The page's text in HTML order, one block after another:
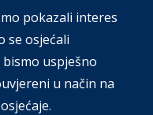
pokazali interes
se osjećali
uspješno
u način na